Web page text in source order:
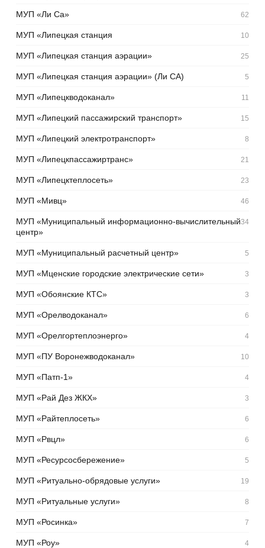
МУП «Ли Са» 62
МУП «Липецкая станция 10
МУП «Липецкая станция аэрации» 25
МУП «Липецкая станция аэрации» (Ли СА) 5
МУП «Липецкводоканал» 11
МУП «Липецкий пассажирский транспорт» 15
МУП «Липецкий электротранспорт» 8
МУП «Липецкпассажиртранс» 21
МУП «Липецктеплосеть» 23
МУП «Мивц» 46
МУП «Муниципальный информационно-вычислительный
центр»
34
МУП «Муниципальный расчетный центр» 5
МУП «Мценские городские электрические сети» 3
МУП «Обоянские КТС» 3
МУП «Орелводоканал» 6
МУП «Орелгортеплоэнерго» 4
МУП «ПУ Воронежводоканал» 10
МУП «Патп-1» 4
МУП «Рай Дез ЖКХ» 3
МУП «Райтеплосеть» 6
МУП «Рвцл» 6
МУП «Ресурсосбережение» 5
МУП «Ритуально-обрядовые услуги» 19
МУП «Ритуальные услуги» 8
МУП «Росинка» 7
МУП «Роу» 4